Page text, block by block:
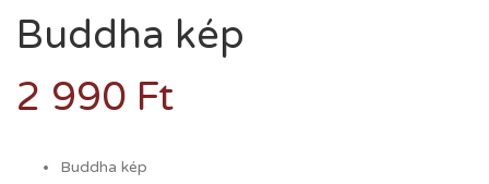
Buddha kép
2 990 Ft
Buddha kép